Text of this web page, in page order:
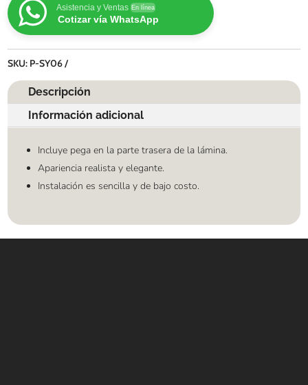
Asistencia y Ventas En línea
Cotizar vía WhatsApp
SKU: P-SY06
Descripción
Información adicional
Incluye pega en la parte trasera de la lámina.
Apariencia realista y elegante.
Instalación es sencilla y de bajo costo.